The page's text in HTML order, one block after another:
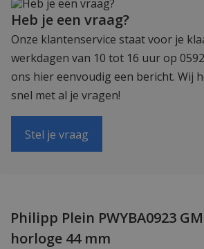
Heb je een vraag?
Onze klantenservice staat voor je
werkdagen van 10 tot 16 uur op
ons hier eenvoudig een bericht. Wij
snel met al je vragen!
Stel je vraag
Philipp Plein PWYBA0923
horloge 44 mm